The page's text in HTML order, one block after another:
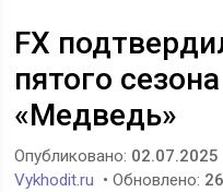
FX
пятого
«Медведь»
Опубликовано: 02.07.2025
Vykhodit.ru • Обновлено: